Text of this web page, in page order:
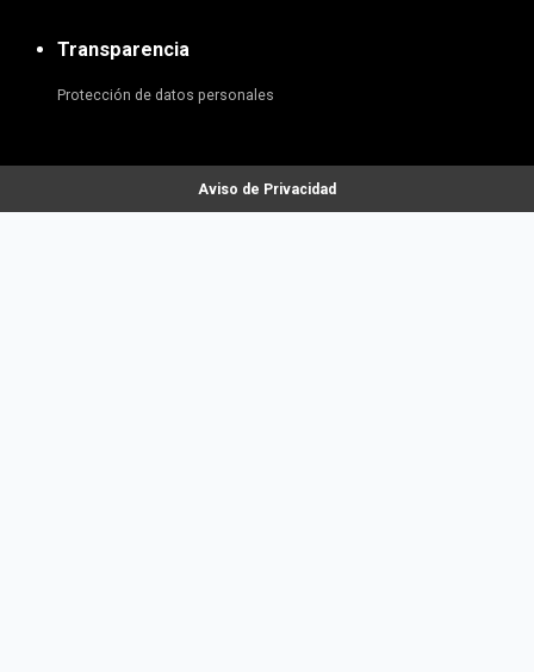
Transparencia
Protección de datos personales
Aviso de Privacidad